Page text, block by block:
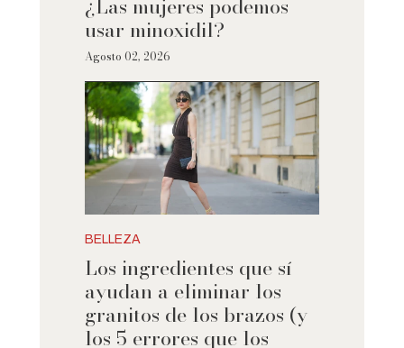
¿Las mujeres podemos
usar minoxidil?
Agosto 02, 2026
BELLEZA
Los ingredientes que sí
ayudan a eliminar los
granitos de los brazos (y
los 5 errores que los